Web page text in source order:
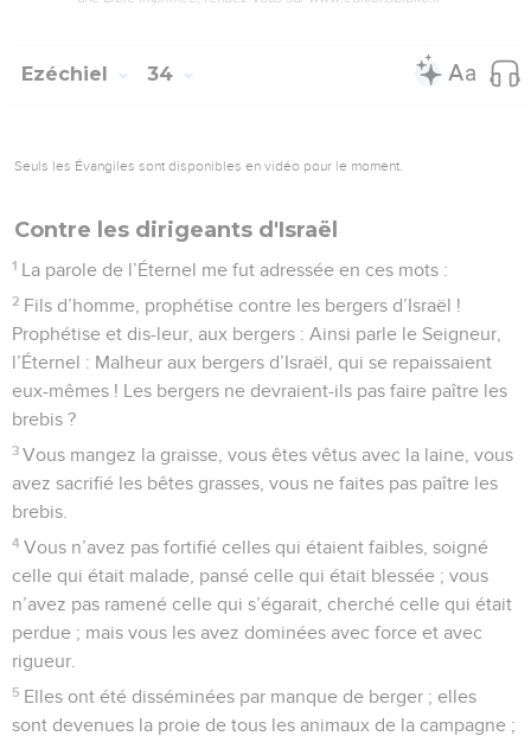
Ezéchiel 34
Seuls les Évangiles sont disponibles en vidéo pour le moment.
Contre les dirigeants d'Israël
1 La parole de l’Éternel me fut adressée en ces mots :
2 Fils d’homme, prophétise contre les bergers d’Israël !
Prophétise et dis-leur, aux bergers : Ainsi parle le Seigneur,
l’Éternel : Malheur aux bergers d’Israël, qui se repaissaient
eux-mêmes ! Les bergers ne devraient-ils pas faire paître les
brebis ?
3 Vous mangez la graisse, vous êtes vêtus avec la laine, vous
avez sacrifié les bêtes grasses, vous ne faites pas paître les
brebis.
4 Vous n’avez pas fortifié celles qui étaient faibles, soigné
celle qui était malade, pansé celle qui était blessée ; vous
n’avez pas ramené celle qui s’égarait, cherché celle qui était
perdue ; mais vous les avez dominées avec force et avec
rigueur.
5 Elles ont été disséminées par manque de berger ; elles
sont devenues la proie de tous les animaux de la campagne ;